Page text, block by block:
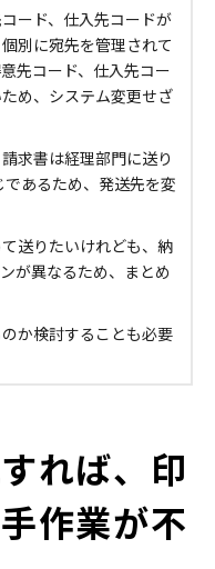
ード、仕入先コードが
別に宛先を管理されて
先コード、仕入先コー
め、システム変更せざ
求書は経理部門に送り
あるため、発送先を変
送りたいけれども、納
が異なるため、まとめ
か検討することも必要
れば、印
作業が不